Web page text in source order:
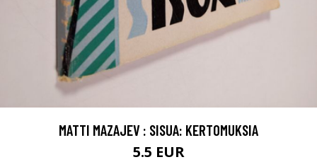
MATTI MAZAJEV : SISUA: KERTOMUKSIA
5.5 EUR